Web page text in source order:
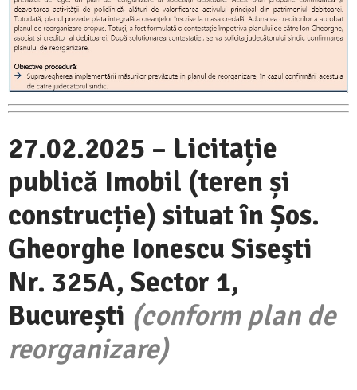
27.02.2025 – Licitație
publică Imobil (teren și
construcție) situat în Șos.
Gheorghe Ionescu Siseşti
Nr. 325A, Sector 1,
București (conform plan de
reorganizare)